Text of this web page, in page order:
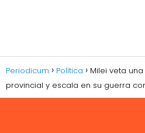
Periodicum Política
Milei veta
provincial y escala en su guerra